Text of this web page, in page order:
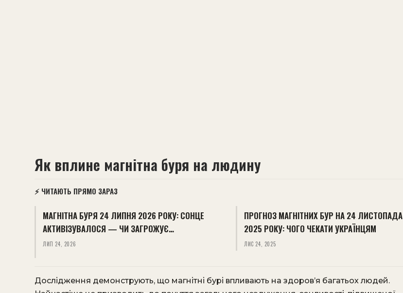
Як вплине магнітна буря на людину
⚡ ЧИТАЮТЬ ПРЯМО ЗАРАЗ
МАГНІТНА БУРЯ 24 ЛИПНЯ 2026 РОКУ: СОНЦЕ
АКТИВІЗУВАЛОСЯ — ЧИ ЗАГРОЖУЄ…
ЛИП 24, 2026
ПРОГНОЗ МАГНІТНИХ БУР НА 24 ЛИСТОПАДА
2025 РОКУ: ЧОГО ЧЕКАТИ УКРАЇНЦЯМ
ЛИС 24, 2025
Дослідження демонструють, що магнітні бурі впливають на здоров’я багатьох людей.